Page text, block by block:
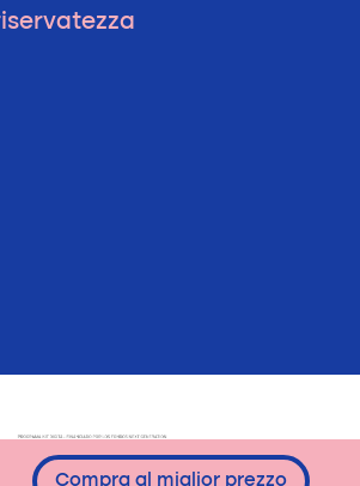
Compra al miglior prezzo